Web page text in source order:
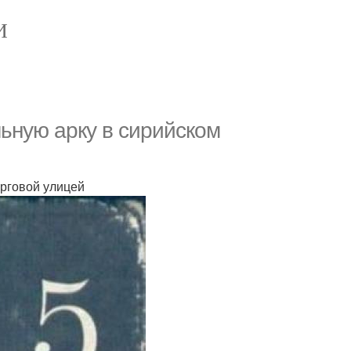
арку в сирийском
улицей